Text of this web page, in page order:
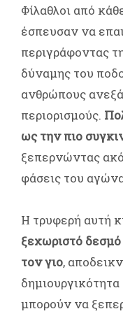
Φίλαθλοι από
έσπευσαν να
περιγράφοντας
δύναμης του
ανθρώπους
περιορισμούς.
ως την πιο
ξεπερνώντας
φάσεις του
Η τρυφερή αυτή
ξεχωριστό
τον γιο,
μπορούν να